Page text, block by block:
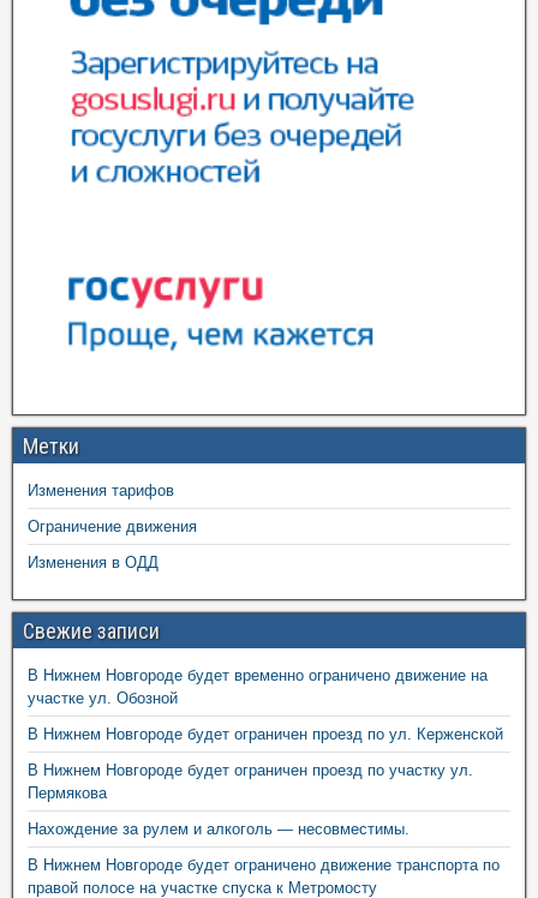
Метки
Изменения тарифов
Ограничение движения
Изменения в ОДД
Свежие записи
В Нижнем Новгороде будет временно ограничено движение на
участке ул. Обозной
В Нижнем Новгороде будет ограничен проезд по ул. Керженской
В Нижнем Новгороде будет ограничен проезд по участку ул.
Пермякова
Нахождение за рулем и алкоголь — несовместимы.
В Нижнем Новгороде будет ограничено движение транспорта по
правой полосе на участке спуска к Метромосту